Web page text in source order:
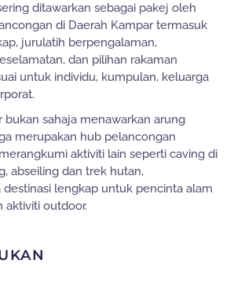
ditawarkan sebagai pakej oleh
di Daerah Kampar termasuk
jurulatih berpengalaman,
dan pilihan rakaman
untuk individu, kumpulan, keluarga
bukan sahaja menawarkan arung
merupakan hub pelancongan
aktiviti lain seperti caving di
abseiling dan trek hutan,
lengkap untuk pencinta alam
aktiviti outdoor.